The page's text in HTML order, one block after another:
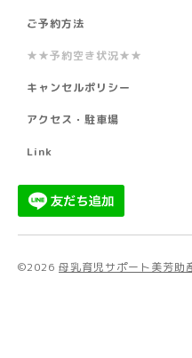
ご予約方法
★★予約空き状況★★
キャンセルポリシー
アクセス・駐車場
Link
©2026 母乳育児サポート美芳助